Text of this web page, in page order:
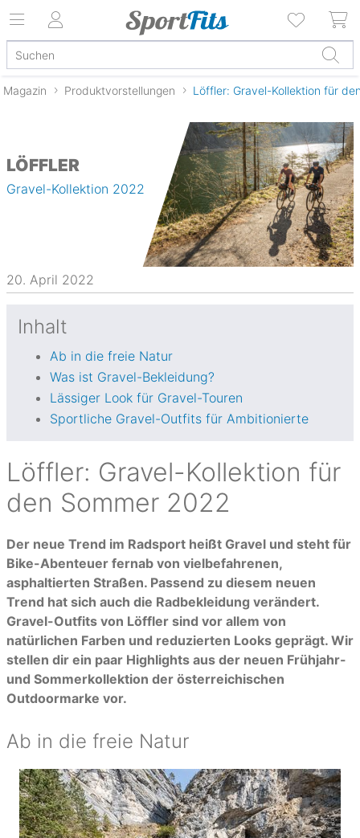
Magazin Produktvorstellungen Löffler: Gravel-Kollektion für
LÖFFLER
Gravel-Kollektion 2022
20. April 2022
Inhalt
Ab in die freie Natur
Was ist Gravel-Bekleidung?
Lässiger Look für Gravel-Touren
Sportliche Gravel-Outfits für Ambitionierte
Löffler: Gravel-Kollektion für
den Sommer 2022
Der neue Trend im Radsport heißt Gravel und steht für
Bike-Abenteuer fernab von vielbefahrenen,
asphaltierten Straßen. Passend zu diesem neuen
Trend hat sich auch die Radbekleidung verändert.
Gravel-Outfits von Löffler sind vor allem von
natürlichen Farben und reduzierten Looks geprägt. Wir
stellen dir ein paar Highlights aus der neuen Frühjahr-
und Sommerkollektion der österreichischen
Outdoormarke vor.
Ab in die freie Natur